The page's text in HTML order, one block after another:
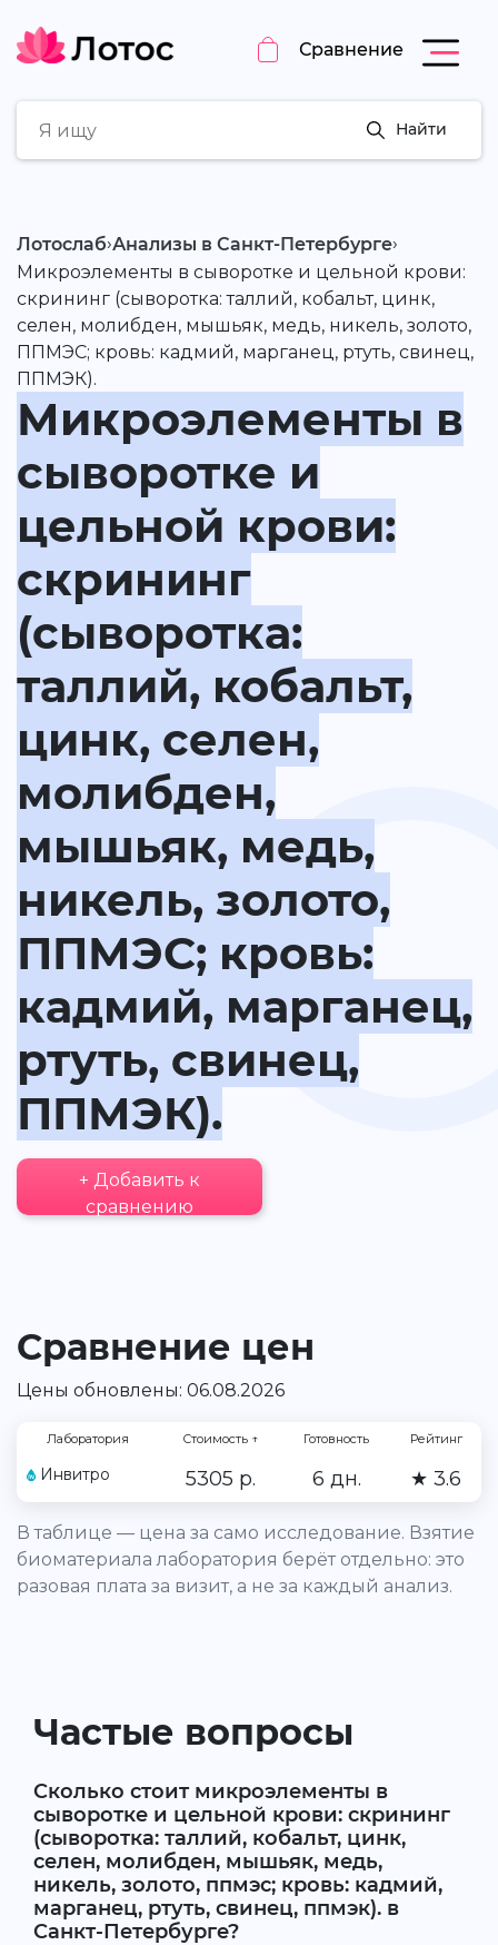
Сравнение
Найти
Лотослаб›Анализы в Санкт-Петербурге›
Микроэлементы в сыворотке и цельной крови:
скрининг (сыворотка: таллий, кобальт, цинк,
селен, молибден, мышьяк, медь, никель, золото,
ППМЭС; кровь: кадмий, марганец, ртуть, свинец,
ППМЭК).
Микроэлементы в
сыворотке и
цельной крови:
скрининг
(сыворотка:
таллий, кобальт,
цинк, селен,
молибден,
мышьяк, медь,
никель, золото,
ППМЭС; кровь:
кадмий, марганец,
ртуть, свинец,
ППМЭК).
+ Добавить к
сравнению
Сравнение цен
Цены обновлены: 06.08.2026
Лаборатория Стоимость ↑ Готовность Рейтинг
Инвитро 5305 р. 6 дн. ★ 3.6
В таблице — цена за само исследование. Взятие
биоматериала лаборатория берёт отдельно: это
разовая плата за визит, а не за каждый анализ.
Частые вопросы
Сколько стоит микроэлементы в
сыворотке и цельной крови: скрининг
(сыворотка: таллий, кобальт, цинк,
селен, молибден, мышьяк, медь,
никель, золото, ппмэс; кровь: кадмий,
марганец, ртуть, свинец, ппмэк). в
Санкт-Петербурге?